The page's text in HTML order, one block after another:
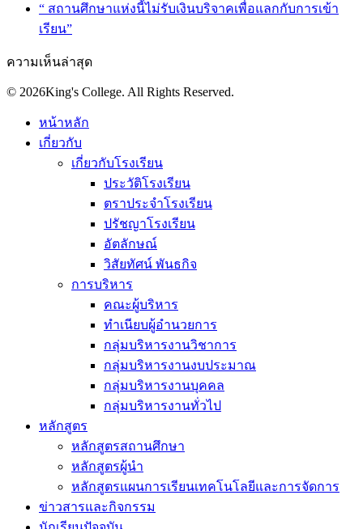
“ สถานศึกษาแห่งนี้ไม่รับเงินบริจาคเพื่อแลกกับการเข้า
เรียน”
ความเห็นล่าสุด
© 2026King's College. All Rights Reserved.
หน้าหลัก
เกี่ยวกับ
เกี่ยวกับโรงเรียน
ประวัติโรงเรียน
ตราประจำโรงเรียน
ปรัชญาโรงเรียน
อัตลักษณ์
วิสัยทัศน์ พันธกิจ
การบริหาร
คณะผู้บริหาร
ทำเนียบผู้อำนวยการ
กลุ่มบริหารงานวิชาการ
กลุ่มบริหารงานงบประมาณ
กลุ่มบริหารงานบุคคล
กลุ่มบริหารงานทั่วไป
หลักสูตร
หลักสูตรสถานศึกษา
หลักสูตรผู้นำ
หลักสูตรแผนการเรียนเทคโนโลยีและการจัดการ
ข่าวสารและกิจกรรม